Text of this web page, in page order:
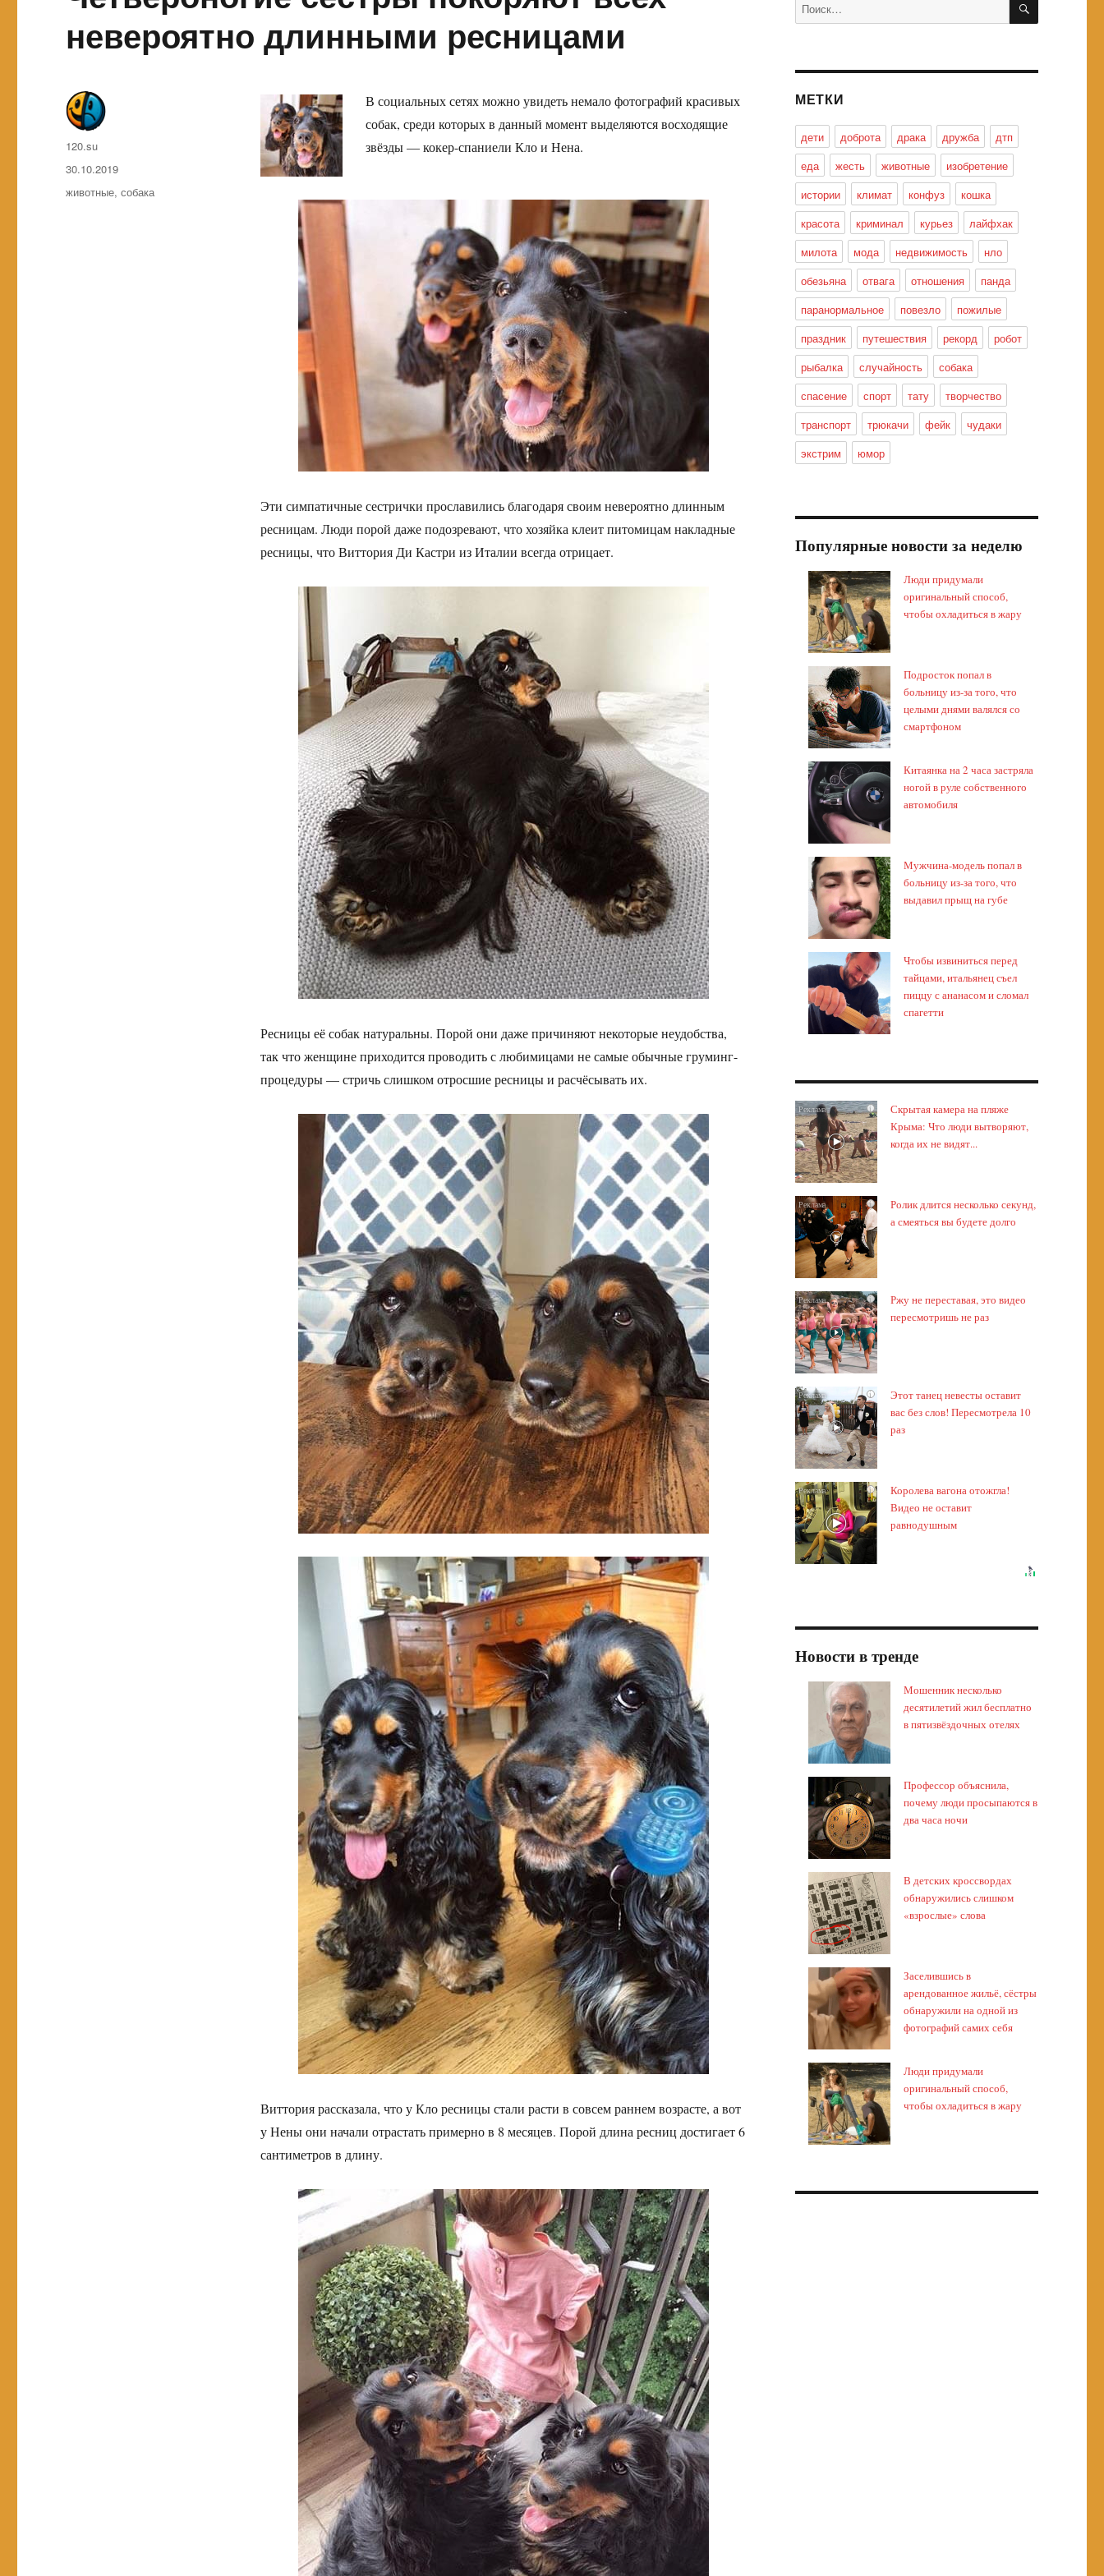
невероятно длинными ресницами
В социальных сетях можно увидеть немало фотографий красивых
собак, среди которых в данный момент выделяются восходящие
звёзды — кокер-спаниели Кло и Нена.
Эти симпатичные сестрички прославились благодаря своим невероятно длинным
ресницам. Люди порой даже подозревают, что хозяйка клеит питомицам накладные
ресницы, что Виттория Ди Кастри из Италии всегда отрицает.
Ресницы её собак натуральны. Порой они даже причиняют некоторые неудобства,
так что женщине приходится проводить с любимицами не самые обычные груминг-
процедуры — стричь слишком отросшие ресницы и расчёсывать их.
Виттория рассказала, что у Кло ресницы стали расти в совсем раннем возрасте, а вот
у Нены они начали отрастать примерно в 8 месяцев. Порой длина ресниц достигает 6
сантиметров в длину.
Автор
120.su
Опубликовано
30.10.2019
Метки
животные,собака
МЕТКИ
дети доброта драка дружба
дтп
еда
жесть животные
изобретение
истории
климат конфуз
кошка
красота
криминал курьез
лайфхак
милота
мода недвижимость
нло
обезьяна
отвага отношения
панда
паранормальное
повезло
пожилые
праздник
путешествия рекорд
робот
рыбалка
случайность
собака
спасение
спорт тату
творчество
транспорт
трюкачи фейк
чудаки
экстрим
юмор
Популярные новости за неделю
Люди придумали
оригинальный способ,
чтобы охладиться в жару
Подросток попал в
больницу из-за того, что
целыми днями валялся со
смартфоном
Китаянка на 2 часа застряла
ногой в руле собственного
автомобиля
Мужчина-модель попал в
больницу из-за того, что
выдавил прыщ на губе
Чтобы извиниться перед
тайцами, итальянец съел
пиццу с ананасом и сломал
спагетти
i
Скрытая камера на пляже
Крыма: Что люди вытворяют,
когда их не видят...
i
Ролик длится несколько секунд,
а смеяться вы будете долго
i
Ржу не переставая, это видео
пересмотришь не раз
i
Этот танец невесты оставит
вас без слов! Пересмотрела 10
раз
i
Королева вагона отожгла!
Видео не оставит
равнодушным
Новости в тренде
Мошенник несколько
десятилетий жил бесплатно
в пятизвёздочных отелях
Профессор объяснила,
почему люди просыпаются в
два часа ночи
В детских кроссвордах
обнаружились слишком
«взрослые» слова
Заселившись в
арендованное жильё, сёстры
обнаружили на одной из
фотографий самих себя
Люди придумали
оригинальный способ,
чтобы охладиться в жару